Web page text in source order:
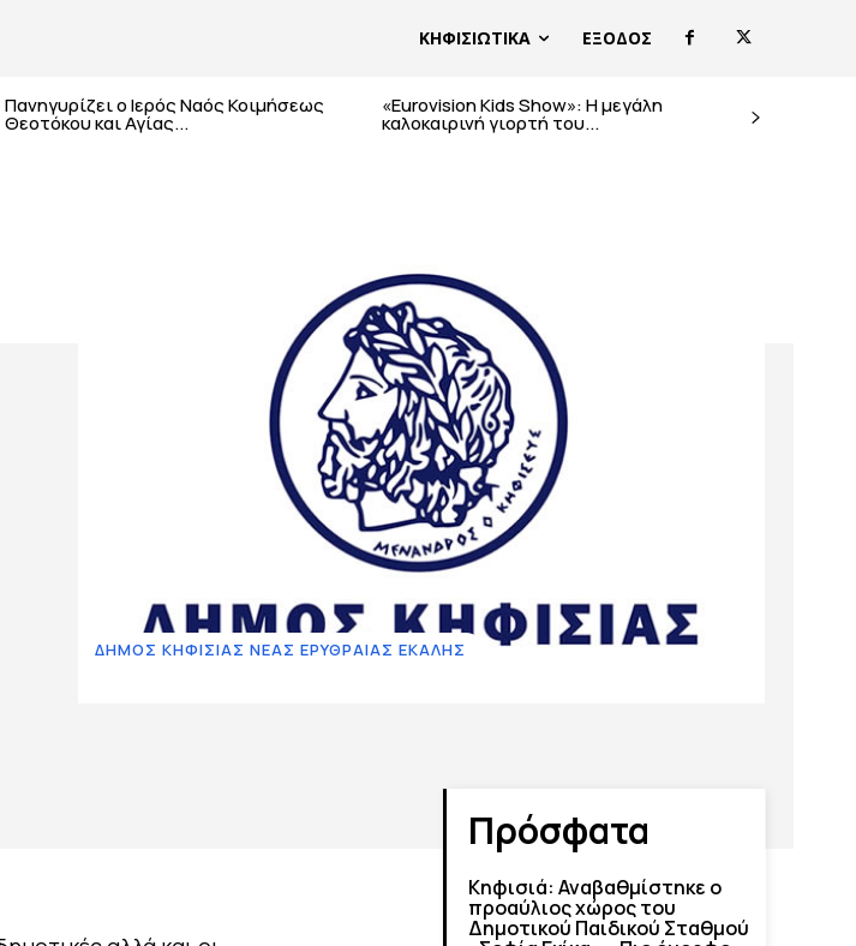
ΚΗΦΙΣΙΩΤΙΚΑ ΕΞΟΔΟΣ
Πανηγυρίζει ο Ιερός Ναός Κοιμήσεως
Θεοτόκου και Αγίας...
«Eurovision Kids Show»: Η μεγάλη
καλοκαιρινή γιορτή του...
ΔΗΜΟΣ ΚΗΦΙΣΙΑΣ ΝΕΑΣ ΕΡΥΘΡΑΙΑΣ ΕΚΑΛΗΣ
Πρόσφατα
Κηφισιά: Αναβαθμίστηκε ο
προαύλιος χώρος του
Δημοτικού Παιδικού Σταθμού